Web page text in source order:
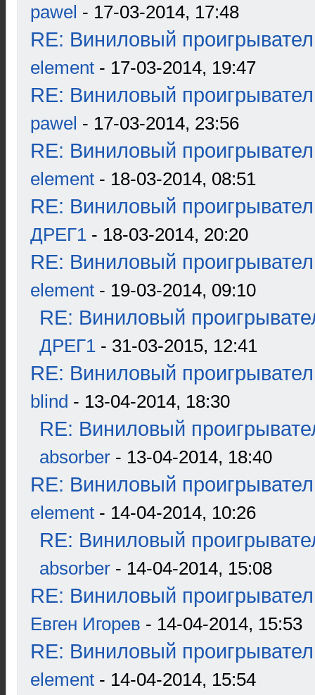
pawel - 17-03-2014, 17:48
RE: Виниловый
element - 17-03-2014, 19:47
RE: Виниловый
pawel - 17-03-2014, 23:56
RE: Виниловый
element - 18-03-2014, 08:51
RE: Виниловый
ДРЕГ1 - 18-03-2014, 20:20
RE: Виниловый
element - 19-03-2014, 09:10
RE: Виниловый
ДРЕГ1 - 31-03-2015, 12:41
RE: Виниловый
blind - 13-04-2014, 18:30
RE: Виниловый
absorber - 13-04-2014, 18:40
RE: Виниловый
element - 14-04-2014, 10:26
RE: Виниловый
absorber - 14-04-2014, 15:08
RE: Виниловый
Евген Игорев - 14-04-2014, 15:53
RE: Виниловый
element - 14-04-2014, 15:54